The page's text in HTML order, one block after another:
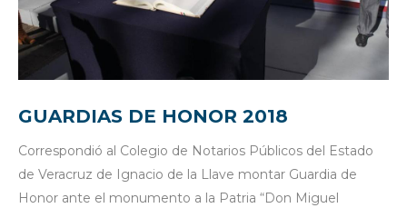
GUARDIAS DE HONOR 2018
Correspondió al Colegio de Notarios Públicos del Estado
de Veracruz de Ignacio de la Llave montar Guardia de
Honor ante el monumento a la Patria “Don Miguel